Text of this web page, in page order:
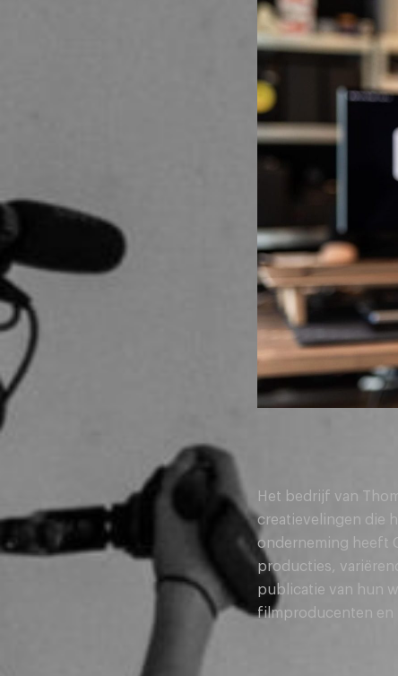
Het bedrijf van
creatievelingen die
onderneming heeft
producties,
publicatie van hun
filmproducenten en